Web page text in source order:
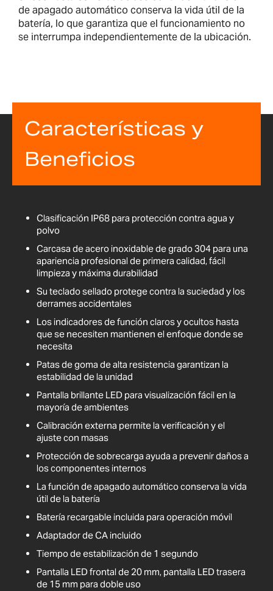
de apagado automático conserva la vida útil de la
batería, lo que garantiza que el funcionamiento no
se interrumpa independientemente de la ubicación.
Características y
Beneficios
Clasificación IP68 para protección contra agua y
polvo
Carcasa de acero inoxidable de grado 304 para una
apariencia profesional de primera calidad, fácil
limpieza y máxima durabilidad
Su teclado sellado protege contra la suciedad y los
derrames accidentales
Los indicadores de función claros y ocultos hasta
que se necesiten mantienen el enfoque donde se
necesita
Patas de goma de alta resistencia garantizan la
estabilidad de la unidad
Pantalla brillante LED para visualización fácil en la
mayoría de ambientes
Calibración externa permite la verificación y el
ajuste con masas
Protección de sobrecarga ayuda a prevenir daños a
los componentes internos
La función de apagado automático conserva la vida
útil de la batería
Batería recargable incluida para operación móvil
Adaptador de CA incluido
Tiempo de estabilización de 1 segundo
Pantalla LED frontal de 20 mm, pantalla LED trasera
de 15 mm para doble uso